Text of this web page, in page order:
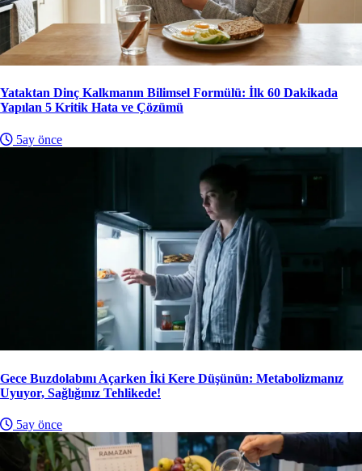
Yataktan Dinç Kalkmanın Bilimsel Formülü: İlk 60 Dakikada
Yapılan 5 Kritik Hata ve Çözümü
5ay önce
Gece Buzdolabını Açarken İki Kere Düşünün: Metabolizmanız
Uyuyor, Sağlığınız Tehlikede!
5ay önce